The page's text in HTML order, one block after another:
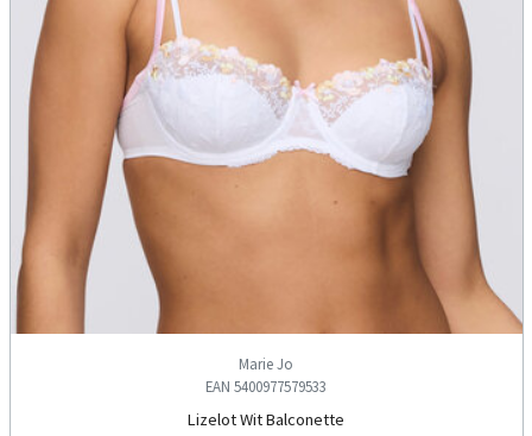
Marie Jo
EAN 5400977579533
Lizelot Wit Balconette